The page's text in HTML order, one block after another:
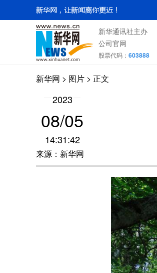
新华通讯社主办
公司官网
股票代码： 603888
新华网 > 图片 > 正文
2023
08/05
14:31:42
来源：新华网